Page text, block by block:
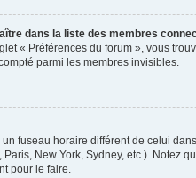
dans la liste des membres
« Préférences du forum », vous
parmi les membres invisibles.
fuseau horaire différent de celui
New York, Sydney, etc.). Notez
pour le faire.